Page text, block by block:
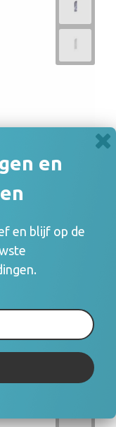
en
en blijf op de